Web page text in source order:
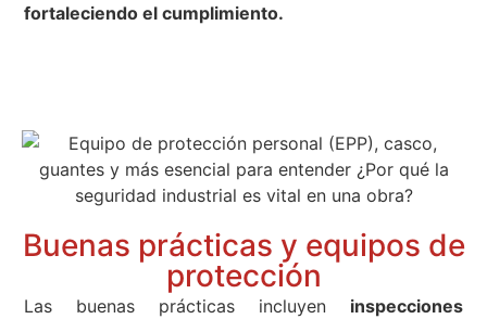
fortaleciendo el cumplimiento.
Buenas prácticas y equipos de
protección
Las buenas prácticas incluyen inspecciones